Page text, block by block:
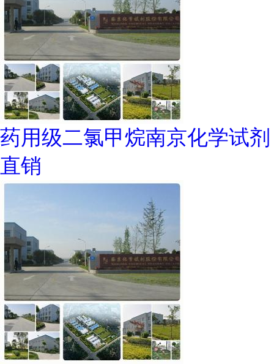
药用级二氯甲烷南京化学试剂
直销